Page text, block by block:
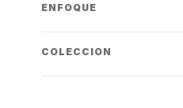
ENFOQUE
COLECCION